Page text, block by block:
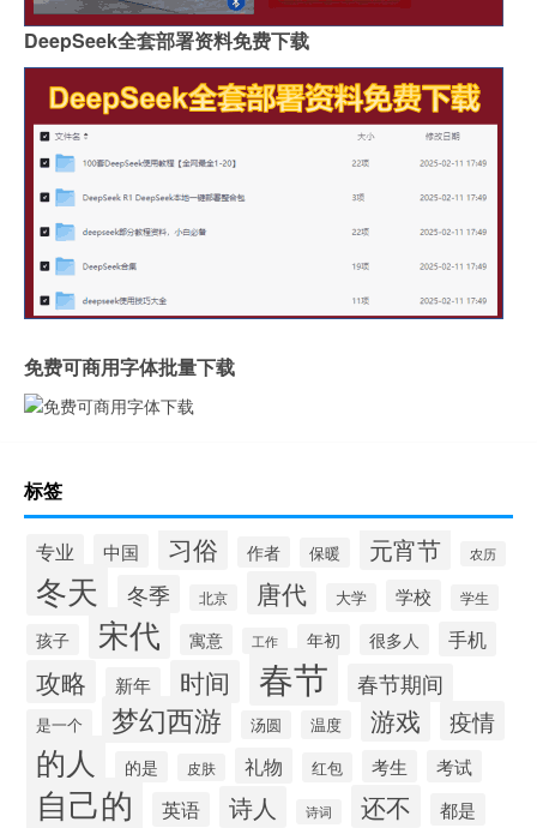
DeepSeek全套部署资料免费下载
免费可商用字体批量下载
标签
专业 中国 习俗 作者 保暖 元宵节 农历
冬天 冬季 北京 唐代 大学 学校 学生
孩子 宋代 寓意 工作 年初 很多人 手机
攻略 新年 时间 春节 春节期间
是一个 梦幻西游 汤圆 温度 游戏 疫情
的人 的是 皮肤 礼物 红包 考生 考试
自己的 英语 诗人 诗词 还不 都是